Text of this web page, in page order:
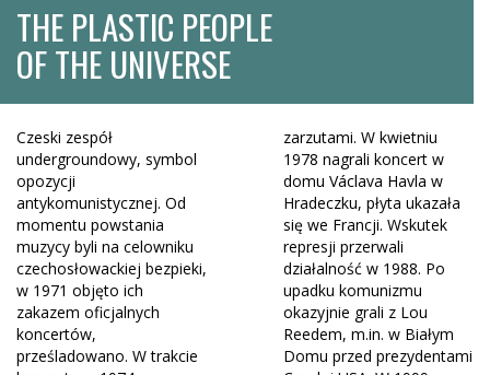
THE PLASTIC PEOPLE
OF THE UNIVERSE
Czeski zespół
undergroundowy, symbol
opozycji
antykomunistycznej. Od
momentu powstania
muzycy byli na celowniku
czechosłowackiej bezpieki,
w 1971 objęto ich
zakazem oficjalnych
koncertów,
prześladowano. W trakcie
zarzutami. W kwietniu
1978 nagrali koncert w
domu Václava Havla w
Hradeczku, płyta ukazała
się we Francji. Wskutek
represji przerwali
działalność w 1988. Po
upadku komunizmu
okazyjnie grali z Lou
Reedem, m.in. w Białym
Domu przed prezydentami